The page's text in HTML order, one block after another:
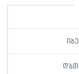
იბე
დბთ